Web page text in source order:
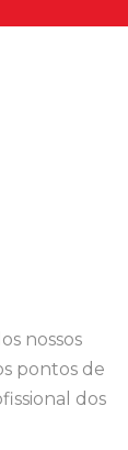
nossos
pontos de
dos